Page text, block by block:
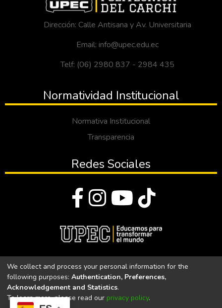
Dirección: Calle Antisana y Av. Universitaria
Email: info@upec.edu.ec
Telf: (06) 2980 837 - 2984 435
Normatividad Institucional
Normativa Institucional
Transparencia
Redes Sociales
Universidad Politécnica Estatal del Carchi
Universidad Politécnica Estatal del Carchi | Acreditada por el
We collect and process your personal information for the
following purposes: Authentication, Preferences,
Acknowledgement and Statistics.
To learn more, please read our privacy policy.